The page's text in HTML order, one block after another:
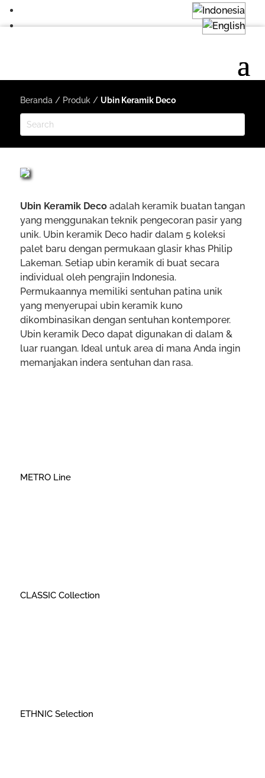
Beranda / Produk / Ubin Keramik Deco
Ubin Keramik Decoadalah keramik buatan tangan
yang menggunakan teknik pengecoran pasir yang
unik. Ubin keramik Deco hadir dalam 5 koleksi
palet baru dengan permukaan glasir khas Philip
Lakeman. Setiap ubin keramik di buat secara
individual oleh pengrajin Indonesia.
Permukaannya memiliki sentuhan patina unik
yang menyerupai ubin keramik kuno
dikombinasikan dengan sentuhan kontemporer.
Ubin keramik Deco dapat digunakan di dalam &
luar ruangan. Ideal untuk area di mana Anda ingin
memanjakan indera sentuhan dan rasa.
METRO Line
CLASSIC Collection
ETHNIC Selection